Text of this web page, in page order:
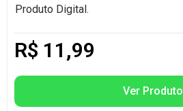
Produto Digital.
R$ 11,99
Ver Produto